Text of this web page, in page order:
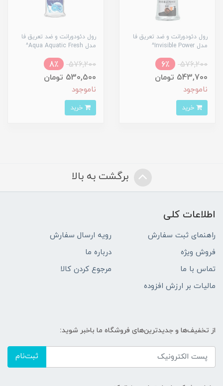
رول دئودورانت و ضد تعریق فا
مدل Invisible Power^
576,200
6٪
543,700 تومان
ناموجود
رول دئودورانت و ضد تعریق فا
مدل Aqua Aquatic Fresh^
576,200
8٪
530,500 تومان
ناموجود
برگشت به بالا
اطلاعات کلی
راهنمای ثبت سفارش
رویه ارسال سفارش
فروش ویژه
درباره ما
تماس با ما
مرجوع کردن کالا
مالیات بر ارزش افزوده
از تخفیف‌ها و جدیدترین‌های فروشگاه ما باخبر شوید:
ثبت‌نام